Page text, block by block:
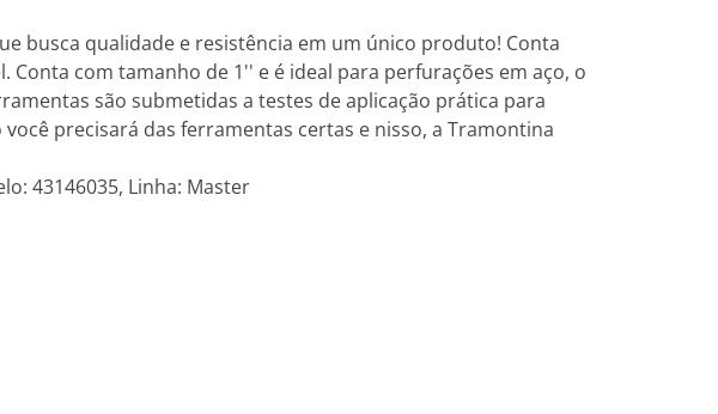
busca qualidade e resistência em um único produto! Conta
com tamanho de 1'' e é ideal para perfurações em aço, o
são submetidas a testes de aplicação prática para
precisará das ferramentas certas e nisso, a Tramontina
43146035, Linha: Master